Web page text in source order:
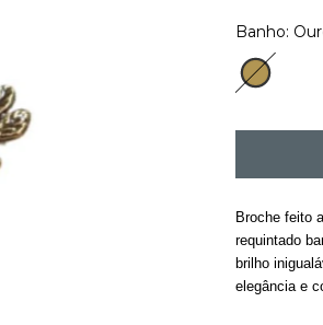
Banho:
Ouro
Vintage
Broche feito
requintado
brilho
elegância e